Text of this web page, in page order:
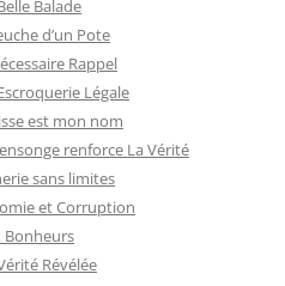
Balade
d’un Pote
Rappel
Légale
est mon nom
renforce La Vérité
sans limites
et Corruption
Bonheurs
Révélée